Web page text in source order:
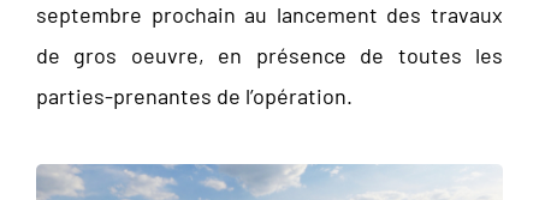
septembre prochain au lancement des travaux
de gros oeuvre, en présence de toutes les
parties-prenantes de l’opération.